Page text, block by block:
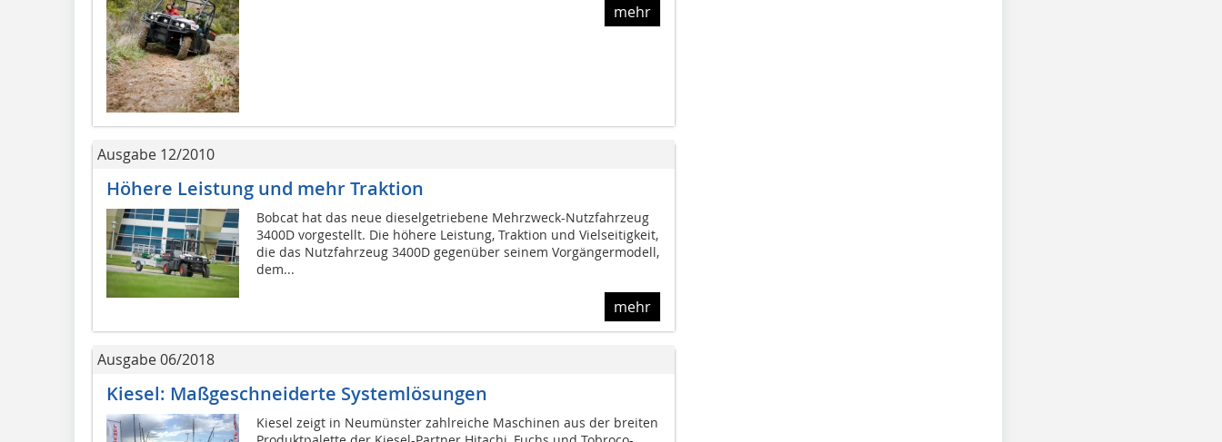
mehr
Ausgabe 12/2010
Höhere Leistung und mehr Traktion
Bobcat hat das neue dieselgetriebene Mehrzweck-Nutzfahrzeug
3400D vorgestellt. Die höhere Leistung, Traktion und Vielseitigkeit,
die das Nutzfahrzeug 3400D gegenüber seinem Vorgängermodell,
dem...
mehr
Ausgabe 06/2018
Kiesel: Maßgeschneiderte Systemlösungen
Kiesel zeigt in Neumünster zahlreiche Maschinen aus der breiten